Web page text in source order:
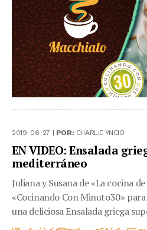
2019-06-27 | POR: CHARLIE YNCIO
EN VIDEO: Ensalada
mediterráneo
Juliana y Susana de «La cocina
«Cocinando Con Minuto30»
una deliciosa Ensalada griega